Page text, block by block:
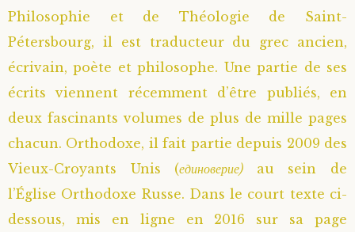
Saint Seraphim de Sarov
Saint Seraphim de Vyritsa
Saint Serge de Radonège
Saint Siméon (Jelnine)
Saint Sophrony l’Athonite
Higoumène Boris (Kramtsov)
Bienheureuses et Staritsas
Bienheureuse Lioubouchka
Bienheureuse Maria Ivanovna
Staritsa Marie Makovkine
Geronda Grigorios de Dochiariou
Archimandrite Hippolyte (Khaline)
Archimandrite Lazare (Abachidzé)
Philosophie et de Théologie de Saint-
Pétersbourg, il est traducteur du grec ancien,
écrivain, poète et philosophe. Une partie de ses
écrits viennent récemment d’être publiés, en
deux fascinants volumes de plus de mille pages
chacun. Orthodoxe, il fait partie depuis 2009 des
Vieux-Croyants Unis (единоверие) au sein de
l’Église Orthodoxe Russe. Dans le court texte ci-
dessous, mis en ligne en 2016 sur sa page